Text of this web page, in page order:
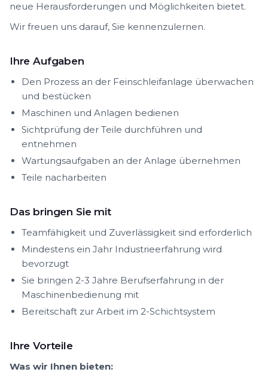
neue Herausforderungen und Möglichkeiten bietet.
Wir freuen uns darauf, Sie kennenzulernen.
Ihre Aufgaben
Den Prozess an der Feinschleifanlage überwachen
und bestücken
Maschinen und Anlagen bedienen
Sichtprüfung der Teile durchführen und
entnehmen
Wartungsaufgaben an der Anlage übernehmen
Teile nacharbeiten
Das bringen Sie mit
Teamfähigkeit und Zuverlässigkeit sind erforderlich
Mindestens ein Jahr Industrieerfahrung wird
bevorzugt
Sie bringen 2-3 Jahre Berufserfahrung in der
Maschinenbedienung mit
Bereitschaft zur Arbeit im 2-Schichtsystem
Ihre Vorteile
Was wir Ihnen bieten: